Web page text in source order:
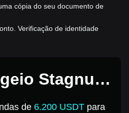
cópia do seu documento de
Verificação de identidade
Stagnum
de 6.200 USDTpara